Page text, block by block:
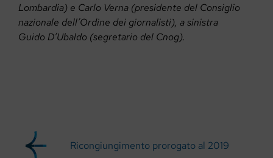
Lombardia) e Carlo Verna (presidente del Consiglio
nazionale dell’Ordine dei giornalisti), a sinistra
Guido D’Ubaldo (segretario del Cnog).
Ricongiungimento prorogato al 2019